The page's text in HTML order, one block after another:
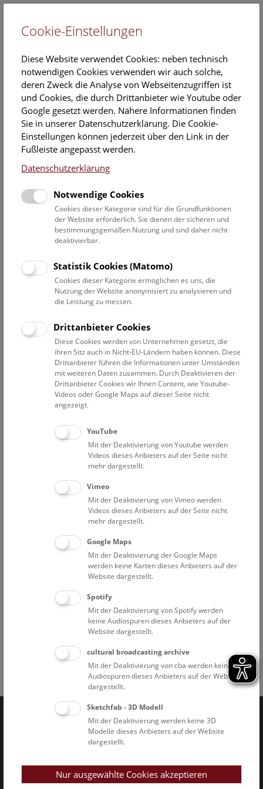
EN
Außenstellen
PASIN/Narrenturm
Kalender
Hier finden Sie die aktuellen Veranstaltungen des heutigen
Tages. Für mehr Informationen besuchen Sie gern direkt
10. August 2026
Mo 10.8.
Augmented Reality Show: Zurück in die
Eine multimediale Zeitreise durch 380 Millionen Jahre
Erdgeschichte, vom Erdaltertum bis heute, entwickelt im
Rahmen des EU-Interreg-Projekts GeoTT ATCZ00013.
NHM WIEN
Augmented Reality Show: Dinosaurier
Eine Zeitreise für Familien durch die Welt der Saurier. Die
Multimedia-Show auf Deck 50 macht es möglich, die
faszinierende Welt der Dinosaurier hautnah zu erleben!
NHM WIEN
Follow us on Facebook
BlueskyInstagram
YoutubeLinkedInGoogle
Naturhistorisches Museum Wien © 2026
Cookie-Einstellungen
Diese Website verwendet Cookies: neben technisch
notwendigen Cookies verwenden wir auch solche,
deren Zweck die Analyse von Webseitenzugriffen ist
und Cookies, die durch Drittanbieter wie Youtube oder
Google gesetzt werden. Nähere Informationen finden
Sie in unserer Datenschutzerklärung. Die Cookie-
Einstellungen können jederzeit über den Link in der
Fußleiste angepasst werden.
Datenschutzerklärung
Notwendige Cookies
Cookies dieser Kategorie sind für die Grundfunktionen
der Website erforderlich. Sie dienen der sicheren und
bestimmungsgemäßen Nutzung und sind daher nicht
deaktivierbar.
Statistik Cookies (Matomo)
Cookies dieser Kategorie ermöglichen es uns, die
Nutzung der Website anonymisiert zu analysieren und
die Leistung zu messen.
Drittanbieter Cookies
Diese Cookies werden von Unternehmen gesetzt, die
ihren Sitz auch in Nicht-EU-Ländern haben können. Diese
Drittanbieter führen die Informationen unter Umständen
mit weiteren Daten zusammen. Durch Deaktivieren der
Drittanbieter Cookies wir Ihnen Content, wie Youtube-
Videos oder Google Maps auf dieser Seite nicht
angezeigt.
YouTube
Mit der Deaktivierung von Youtube werden
Videos dieses Anbieters auf der Seite nicht
mehr dargestellt.
Vimeo
Mit der Deaktivierung von Vimeo werden
Videos dieses Anbieters auf der Seite nicht
mehr dargestellt.
Google Maps
Mit der Deaktivierung der Google Maps
werden keine Karten dieses Anbieters auf der
Website dargestellt.
Spotify
Mit der Deaktivierung von Spotify werden
keine Audiospuren dieses Anbieters auf der
Website dargestellt.
cultural broadcasting archive
Mit der Deaktivierung von cba werden keine
Audiospuren dieses Anbieters auf der Website
dargestellt.
Sketchfab - 3D Modell
Mit der Deaktivierung werden keine 3D
Modelle dieses Anbieters auf der Website
dargestellt.
Nur ausgewählte Cookies akzeptieren